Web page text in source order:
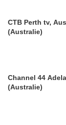
CTB Perth tv,
(Australie)
Channel 44
(Australie)